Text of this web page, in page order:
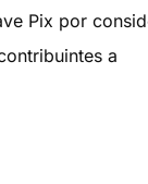
Pix por
a